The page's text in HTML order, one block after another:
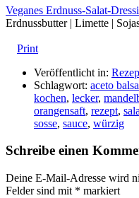
Veganes Erdnuss-Salat-
Erdnussbutter | Limette |
Print
Veröffentlicht in:
Schlagwort: aceto
kochen, lecker,
orangensaft, rezept,
sosse, sauce, würzig
Schreibe einen
Deine E-Mail-Adresse wird
Felder sind mit * markiert